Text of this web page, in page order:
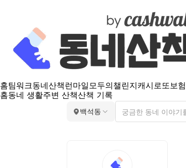
홈팀워크동네산책 런마일모두의챌린지캐시로또보험
홈동네 생활주변 산책산책 기록
백석동